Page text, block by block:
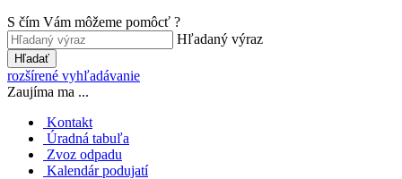
S čím Vám môžeme pomôcť ?
Hľadaný výraz
Hľadať
rozšírené vyhľadávanie
Zaujíma ma ...
Kontakt
Úradná tabuľa
Zvoz odpadu
Kalendár podujatí